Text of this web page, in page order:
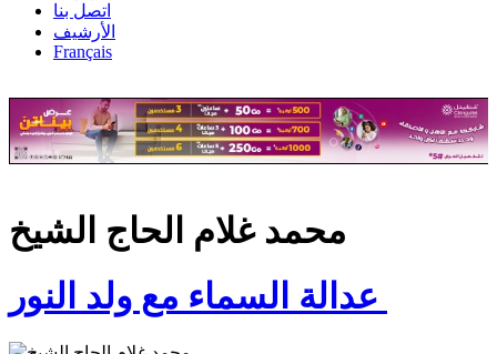
اتصل بنا
الأرشيف
Français
محمد غلام الحاج الشيخ